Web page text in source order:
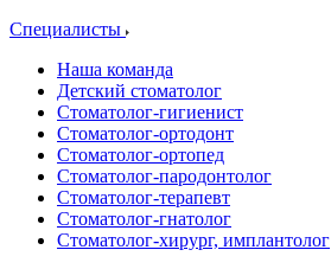
Специалисты
Наша команда
Детский стоматолог
Стоматолог-гигиенист
Стоматолог-ортодонт
Стоматолог-ортопед
Стоматолог-пародонтолог
Стоматолог-терапевт
Стоматолог-гнатолог
Стоматолог-хирург, имплантолог